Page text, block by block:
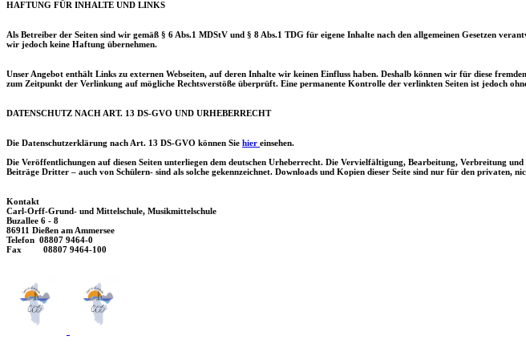
HAFTUNG FÜR INHALTE UND LINKS
Als Betreiber der Seiten sind wir gemäß § 6 Abs.1 MDStV und § 8 Abs.1 TDG für eigene Inhalte nach den allgemeinen Gesetzen
wir jedoch keine Haftung übernehmen.
Unser Angebot enthält Links zu externen Webseiten, auf deren Inhalte wir keinen Einfluss haben. Deshalb können wir für diese
zum Zeitpunkt der Verlinkung auf mögliche Rechtsverstöße überprüft. Eine permanente Kontrolle der verlinkten Seiten ist jedoch
DATENSCHUTZ NACH ART. 13 DS-GVO UND URHEBERRECHT
Die Datenschutzerklärung nach Art. 13 DS-GVO können Sie hier einsehen.
Die Veröffentlichungen auf diesen Seiten unterliegen dem deutschen Urheberrecht. Die Vervielfältigung, Bearbeitung, Verbreitung und
Beiträge Dritter – auch von Schülern- sind als solche gekennzeichnet. Downloads und Kopien dieser Seite sind nur für den privaten,
Kontakt
Carl-Orff-Grund- und Mittelschule, Musikmittelschule
Buzallee 6 - 8
86911 Dießen am Ammersee
Telefon 08807 9464-0
Fax 08807 9464-100